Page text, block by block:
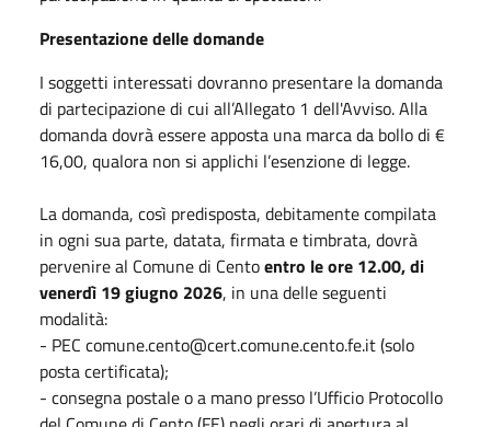
Presentazione delle domande
I soggetti interessati dovranno presentare la domanda
di partecipazione di cui all’Allegato 1 dell'Avviso. Alla
domanda dovrà essere apposta una marca da bollo di €
16,00, qualora non si applichi l’esenzione di legge.
La domanda, così predisposta, debitamente compilata
in ogni sua parte, datata, firmata e timbrata, dovrà
pervenire al Comune di Centoentro le ore 12.00, di
venerdì 19 giugno 2026, in una delle seguenti
modalità:
- PEC comune.cento@cert.comune.cento.fe.it (solo
posta certificata);
- consegna postale o a mano presso l’Ufficio Protocollo